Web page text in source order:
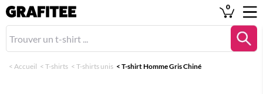
0
< Accueil < T-shirts < T-shirts unis < T-shirt Homme Gris Chiné